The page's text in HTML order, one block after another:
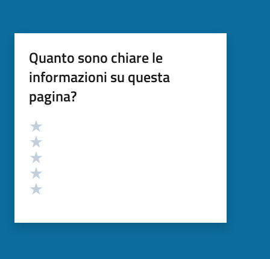
Quanto sono chiare le
informazioni su questa
pagina?
Valutazione